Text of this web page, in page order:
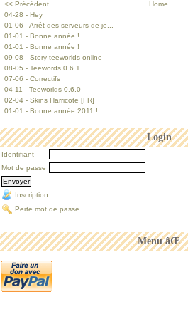
Menu âŒ
<< Précédent Home
04-28 - Hey
01-06 - Arrêt des serveurs de je...
01-01 - Bonne année !
01-01 - Bonne année !
09-08 - Story teeworlds online
08-05 - Teewords 0.6.1
07-06 - Correctifs
04-11 - Teeworlds 0.6.0
02-04 - Skins Harricote [FR]
01-01 - Bonne année 2011 !
Login
Identifiant
Mot de passe
Inscription
Perte mot de passe